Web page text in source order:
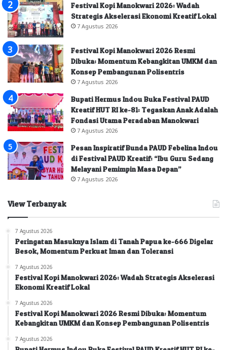
Festival Kopi Manokwari 2026: Wadah
Strategis Akselerasi Ekonomi Kreatif Lokal
7 Agustus 2026
Festival Kopi Manokwari 2026 Resmi
Dibuka: Momentum Kebangkitan UMKM dan
Konsep Pembangunan Polisentris
7 Agustus 2026
Bupati Hermus Indou Buka Festival PAUD
Kreatif HUT RI ke-81: Tegaskan Anak Adalah
Fondasi Utama Peradaban Manokwari
7 Agustus 2026
Pesan Inspiratif Bunda PAUD Febelina Indou
di Festival PAUD Kreatif: “Ibu Guru Sedang
Melayani Pemimpin Masa Depan”
7 Agustus 2026
View Terbanyak
7 Agustus 2026
Peringatan Masuknya Islam di Tanah Papua ke-666 Digelar
Besok, Momentum Perkuat Iman dan Toleransi
7 Agustus 2026
Festival Kopi Manokwari 2026: Wadah Strategis Akselerasi
Ekonomi Kreatif Lokal
7 Agustus 2026
Festival Kopi Manokwari 2026 Resmi Dibuka: Momentum
Kebangkitan UMKM dan Konsep Pembangunan Polisentris
7 Agustus 2026